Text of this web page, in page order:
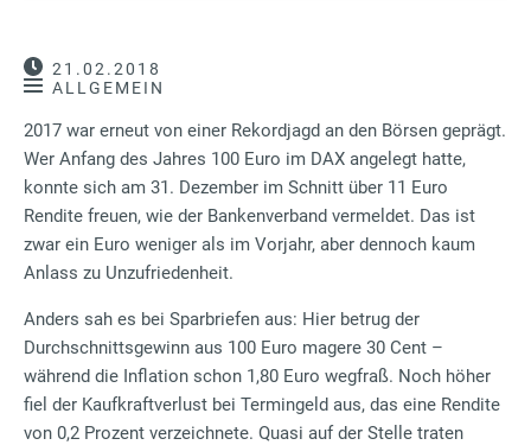
21.02.2018
ALLGEMEIN
2017 war erneut von einer Rekordjagd an den Börsen geprägt.
Wer Anfang des Jahres 100 Euro im DAX angelegt hatte,
konnte sich am 31. Dezember im Schnitt über 11 Euro
Rendite freuen, wie der Bankenverband vermeldet. Das ist
zwar ein Euro weniger als im Vorjahr, aber dennoch kaum
Anlass zu Unzufriedenheit.
Anders sah es bei Sparbriefen aus: Hier betrug der
Durchschnittsgewinn aus 100 Euro magere 30 Cent –
während die Inflation schon 1,80 Euro wegfraß. Noch höher
fiel der Kaufkraftverlust bei Termingeld aus, das eine Rendite
von 0,2 Prozent verzeichnete. Quasi auf der Stelle traten